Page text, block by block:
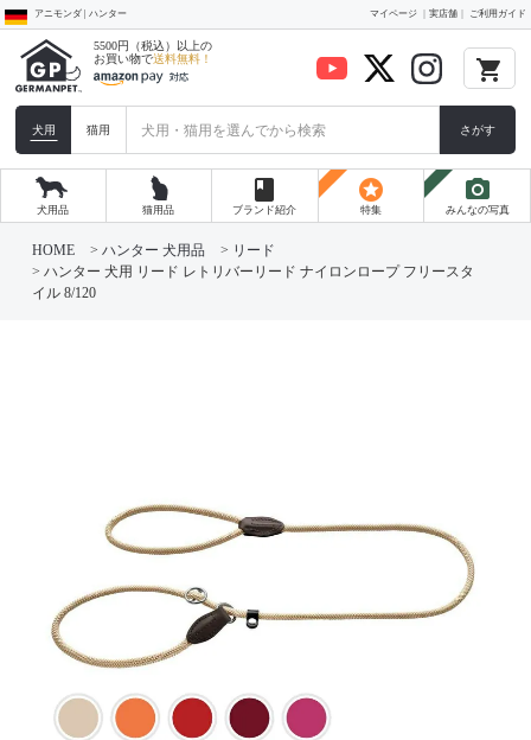
アニモンダ | ハンター マイページ 実店舗 ご利用ガイド
5500円（税込）以上の
お買い物で送料無料！ local_grocery_store
犬用 猫用 さがす
犬用品 猫用品
book
ブランド紹介
stars
特集
photo_camera
みんなの写真
HOME ハンター 犬用品
リード
ハンター 犬用 リード レトリバーリード ナイロンロープ フリースタ
イル 8/120